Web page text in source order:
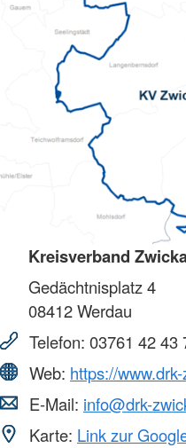
Kreisverband
Gedächtnisplatz 4
08412Werdau
Telefon: 03761 42 43
Web: https://
E-Mail: info@drk-
Karte: Link zur